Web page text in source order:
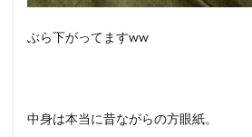
ぶら下がってますww
中身は本当に昔ながらの方眼紙。